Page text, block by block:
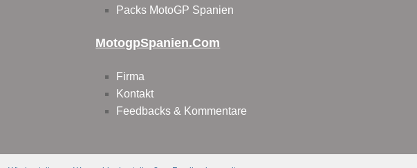
Packs MotoGP Spanien
MotogpSpanien.com
Firma
Kontakt
Feedbacks & Kommentare